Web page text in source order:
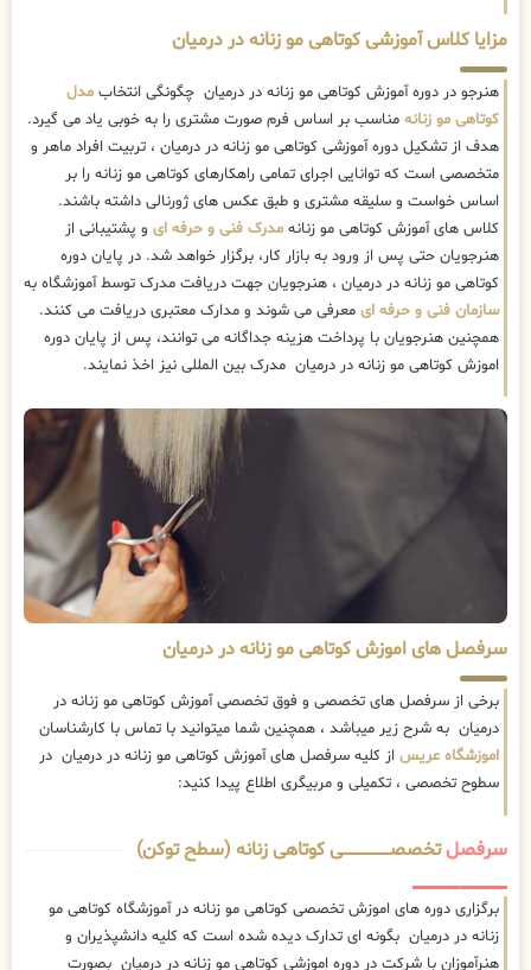
مزایا کلاس آموزشی کوتاهی مو زنانه در درمیان
هنرجو در دوره آموزش کوتاهی مو زنانه در درمیان چگونگی انتخاب مدل
کوتاهی مو زنانه مناسب بر اساس فرم صورت مشتری را به خوبی یاد می گیرد.
هدف از تشکیل دوره آموزشی کوتاهی مو زنانه در درمیان ، تربیت افراد ماهر و
متخصصی است که توانایی اجرای تمامی راهکارهای کوتاهی مو زنانه را بر
اساس خواست و سلیقه مشتری و طبق عکس های ژورنالی داشته باشند.
کلاس های آموزش کوتاهی مو زنانه مدرک فنی و حرفه ای و پشتیبانی از
هنرجویان حتی پس از ورود به بازار کار، برگزار خواهد شد. در پایان دوره
کوتاهی مو زنانه در درمیان ، هنرجویان جهت دریافت مدرک توسط آموزشگاه به
سازمان فنی و حرفه ای معرفی می شوند و مدارک معتبری دریافت می کنند.
همچنین هنرجویان با پرداخت هزینه جداگانه می توانند، پس از پایان دوره
اموزش کوتاهی مو زنانه در درمیان مدرک بین المللی نیز اخذ نمایند.
سرفصل های اموزش کوتاهی مو زنانه در درمیان
برخی از سرفصل های تخصصی و فوق تخصصی آموزش کوتاهی مو زنانه در
درمیان به شرح زیر میباشد ، همچنین شما میتوانید با تماس با کارشناسان
اموزشگاه عریس از کلیه سرفصل های آموزش کوتاهی مو زنانه در درمیان در
سطوح تخصصی ، تکمیلی و مربیگری اطلاع پیدا کنید:
سرفصلتخصصــــــــــــــــــــی کوتاهی زنانه (سطح توکن)
برگزاری دوره های اموزش تخصصی کوتاهی مو زنانه در آموزشگاه کوتاهی مو
زنانه در درمیان بگونه ای تدارک دیده شده است که کلیه دانشپذیران و
هنرآموزان با شرکت در دوره اموزشی کوتاهی مو زنانه در درمیان بصورت